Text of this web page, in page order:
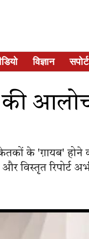
विज्ञान
संकेतकों के 'ग़ायब'
विस्तृत रिपोर्ट